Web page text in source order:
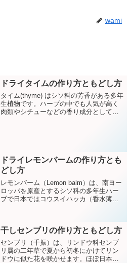
wami
ドライタイムの作り方ともどし方
タイム(thyme) はシソ科の芳香がある多年
生植物です。ハーブの中でも人気が高く
肉類やシチューなどの香り成分としてさ
らドライドライタイムにしておくといつ
でもほしい時にサッと使えて重宝しま
す。
ドライレモンバームの作り方とも
どし方
レモンバーム（Lemon balm）は、南ヨー
ロッパを原産とするシソ科の多年生ハー
ブで日本ではコウスイハッカ（香水薄
用されてきました。生のレモンバームが
手に入ったらドライレモンバームにして
おくといつでもほしい時にサッと使えて
重宝します。
干しセンブリの作り方ともどし方
センブリ（千振）は、リンドウ科センブ
リ属の二年草で夏から初冬にかけてリン
ドウに似た花を咲かせます。ほぼ日本全